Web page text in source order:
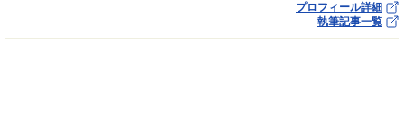
プロフィール詳細
執筆記事一覧